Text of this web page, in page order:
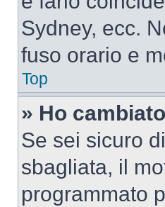
Sydney, ecc.
fuso orario e
Top
» Ho
Se sei sicuro
sbagliata, il
programmato